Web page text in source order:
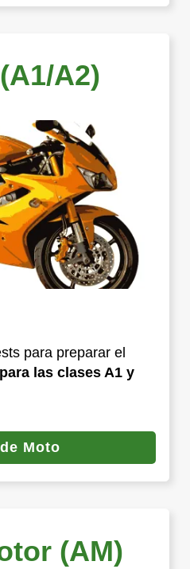
A2)
para preparar el
las clases A1 y
Moto
(AM)